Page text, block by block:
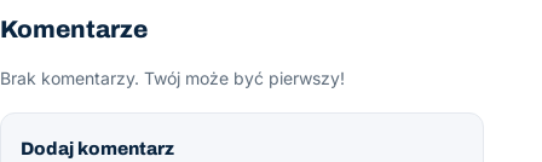
Komentarze
Brak komentarzy. Twój może być pierwszy!
Dodaj komentarz